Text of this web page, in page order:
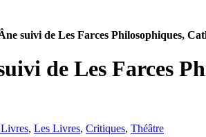
suivi de Les Farces Philosophiques,
de Les Farces
, Les Livres, Critiques, Théâtre